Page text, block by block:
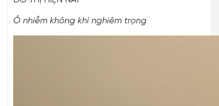
Ô nhiễm không khí nghiêm trọng